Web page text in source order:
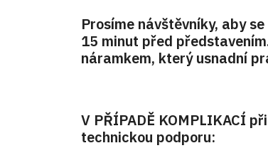
Prosíme návštěvníky, aby
15 minut před
náramkem, který usnadní
V PŘÍPADĚ KOMPLIKACÍ
technickou podporu: